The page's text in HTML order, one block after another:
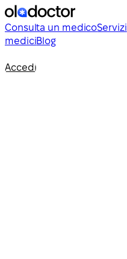
Consulta un medicoServizi
mediciBlog
Accedi